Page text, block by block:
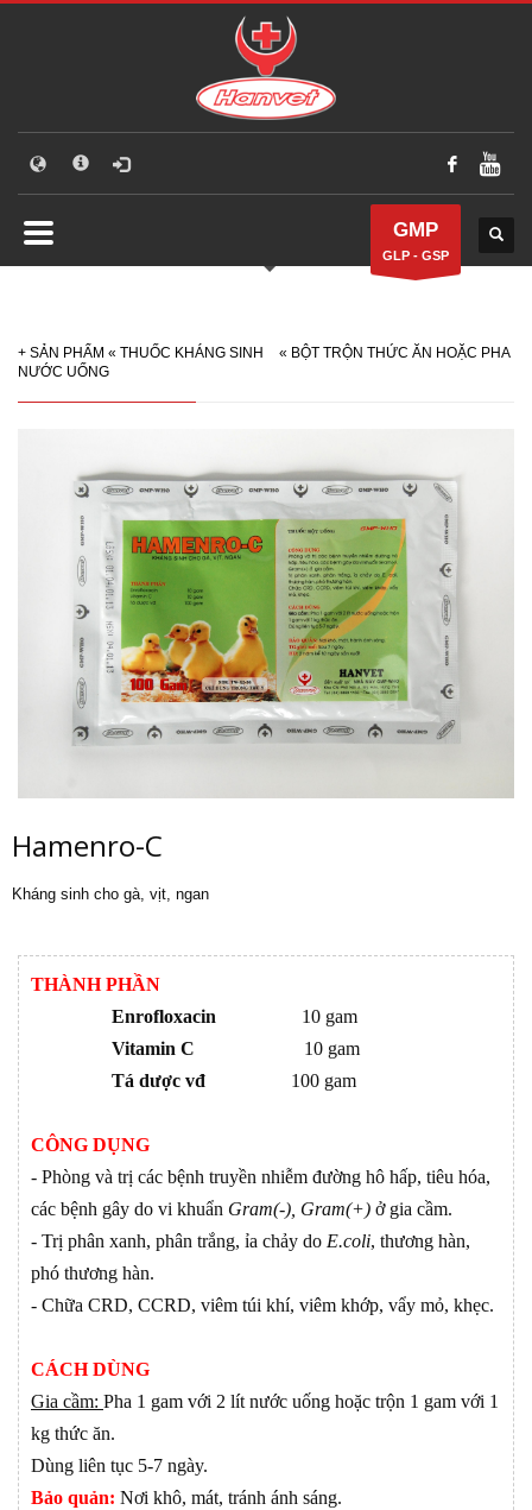
GMP
GLP - GSP
+ SẢN PHẨM « THUỐC KHÁNG SINH « BỘT TRỘN THỨC ĂN HOẶC PHA
NƯỚC UỐNG
Hamenro-C
Kháng sinh cho gà, vịt, ngan
THÀNH PHẦN
Enrofloxacin 10 gam
Vitamin C
10 gam
Tá dược vđ 100 gam
CÔNG DỤNG
- Phòng và trị các bệnh truyền nhiễm đường hô hấp, tiêu hóa,
các bệnh gây do vi khuẩn Gram(-), Gram(+) ở gia cầm.
- Trị phân xanh, phân trắng, ỉa chảy do E.coli, thương hàn,
phó thương hàn.
- Chữa CRD, CCRD, viêm túi khí, viêm khớp, vẩy mỏ, khẹc.
CÁCH DÙNG
Gia cầm: Pha 1 gam với 2 lít nước uống hoặc trộn 1 gam với 1
kg thức ăn.
Dùng liên tục 5-7 ngày.
Bảo quản: Nơi khô, mát, tránh ánh sáng.